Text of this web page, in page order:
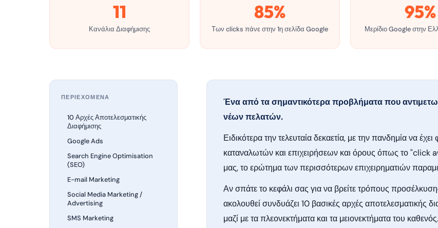
11
Κανάλια Διαφήμισης
85%
Των clicks πάνε στην 1η σελίδα Google
95%
Μερίδιο Google στην
ΠΕΡΙΕΧΟΜΕΝΑ
10 Αρχές Αποτελεσματικής
Διαφήμισης
Google Ads
Search Engine Optimisation
(SEO)
E-mail Marketing
Social Media Marketing /
Advertising
SMS Marketing
Ένα από τα σημαντικότερα προβλήματα που
νέων πελατών.
Ειδικότερα την τελευταία δεκαετία, με την πανδημία να
καταναλωτών και επιχειρήσεων και όρους όπως το "click
μας, το ερώτημα των περισσότερων επιχειρηματιών
Αν σπάτε το κεφάλι σας για να βρείτε τρόπους
ακολουθεί συνδυάζει 10 βασικές αρχές αποτελεσματικής
μαζί με τα πλεονεκτήματα και τα μειονεκτήματα του καθενός.